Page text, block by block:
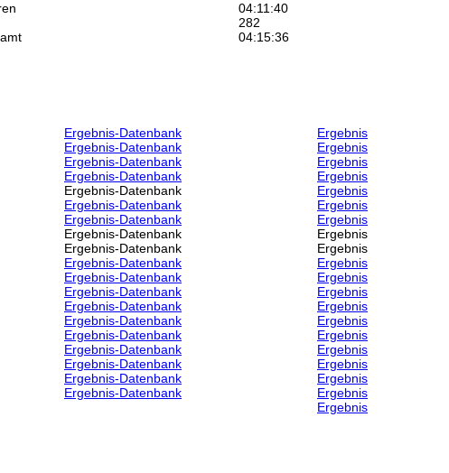
04:11:40
282
04:15:36
Ergebnis-Datenbank
Ergebnis
Ergebnis-Datenbank
Ergebnis
Ergebnis-Datenbank
Ergebnis
Ergebnis-Datenbank
Ergebnis
Ergebnis-Datenbank
Ergebnis
Ergebnis-Datenbank
Ergebnis
Ergebnis-Datenbank
Ergebnis
Ergebnis-Datenbank
Ergebnis
Ergebnis-Datenbank
Ergebnis
Ergebnis-Datenbank
Ergebnis
Ergebnis-Datenbank
Ergebnis
Ergebnis-Datenbank
Ergebnis
Ergebnis-Datenbank
Ergebnis
Ergebnis-Datenbank
Ergebnis
Ergebnis-Datenbank
Ergebnis
Ergebnis-Datenbank
Ergebnis
Ergebnis-Datenbank
Ergebnis
Ergebnis-Datenbank
Ergebnis
Ergebnis-Datenbank
Ergebnis
Ergebnis